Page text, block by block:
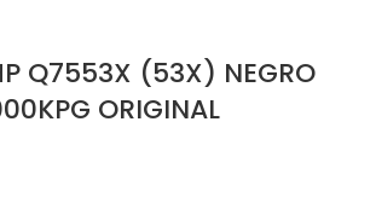
Q7553X (53X) NEGRO
ORIGINAL